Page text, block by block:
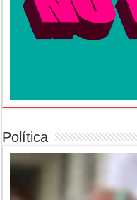
Política